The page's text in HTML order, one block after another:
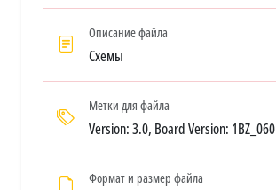
Описание файла
Схемы
Метки для файла
Version: 3.0, Board Version: 1BZ_060
Формат и размер файла